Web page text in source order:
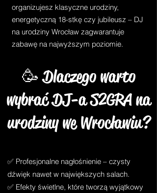
organizujesz klasyczne urodziny,
energetyczną 18-stkę czy jubileusz – DJ
na urodziny Wrocław zagwarantuje
zabawę na najwyższym poziomie.
🥳 Dlaczego warto
wybrać DJ-a S2GRA na
urodziny we Wrocławiu?
✅ Profesjonalne nagłośnienie – czysty
dźwięk nawet w największych salach.
✅ Efekty świetlne, które tworzą wyjątkowy